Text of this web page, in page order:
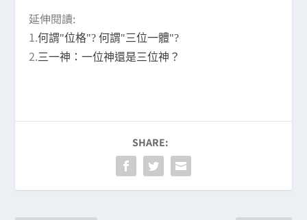
延伸閱讀:
1.何謂"位格"? 何謂"三位一體"?
2.三一神：一位神還是三位神？
SHARE: